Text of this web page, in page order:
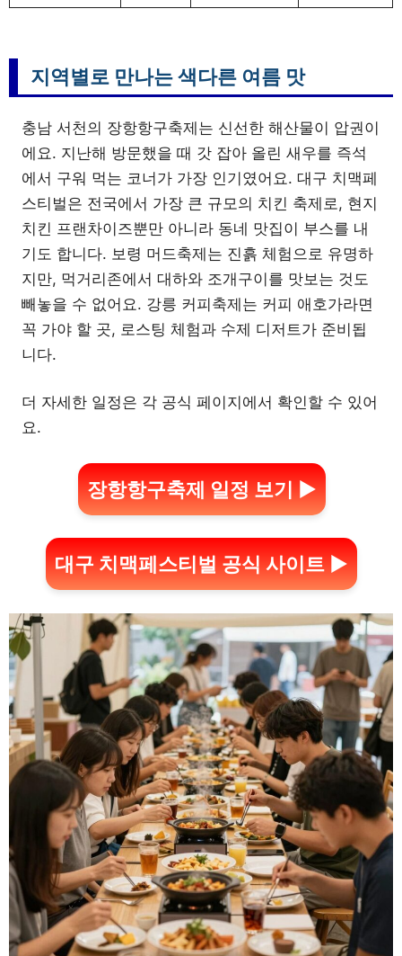
지역별로 만나는 색다른 여름 맛
충남 서천의 장항항구축제는 신선한 해산물이 압권이
에요. 지난해 방문했을 때 갓 잡아 올린 새우를 즉석
에서 구워 먹는 코너가 가장 인기였어요. 대구 치맥페
스티벌은 전국에서 가장 큰 규모의 치킨 축제로, 현지
치킨 프랜차이즈뿐만 아니라 동네 맛집이 부스를 내
기도 합니다. 보령 머드축제는 진흙 체험으로 유명하
지만, 먹거리존에서 대하와 조개구이를 맛보는 것도
빼놓을 수 없어요. 강릉 커피축제는 커피 애호가라면
꼭 가야 할 곳, 로스팅 체험과 수제 디저트가 준비됩
니다.
더 자세한 일정은 각 공식 페이지에서 확인할 수 있어
요.
장항항구축제 일정 보기 ▶
대구 치맥페스티벌 공식 사이트 ▶